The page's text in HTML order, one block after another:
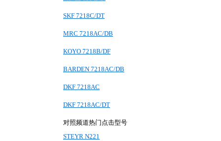
SKF 7218C/DT
MRC 7218AC/DB
KOYO 7218B/DF
BARDEN 7218AC/DB
DKF 7218AC
DKF 7218AC/DT
对照频道热门点击型号
STEYR N221